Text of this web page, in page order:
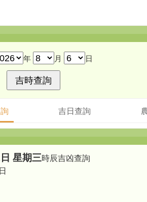
年 月 日
吉日查詢
星期三時辰吉凶查詢